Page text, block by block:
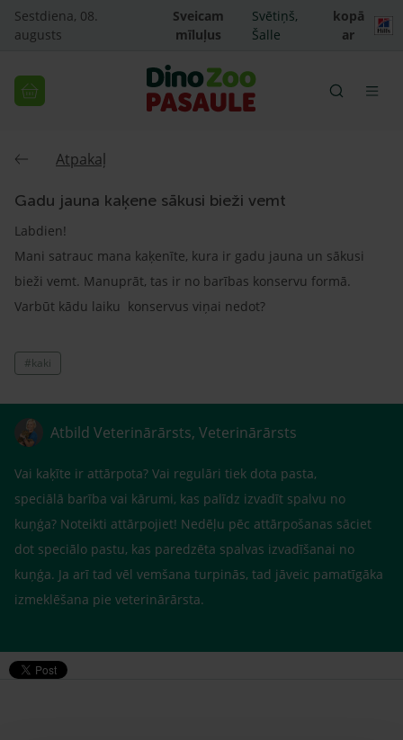
Sestdiena, 08.
augusts
Sveicam
mīluļus
Svētiņš,
Šalle
kopā
ar
Atpakaļ
Gadu jauna kaķene sākusi bieži vemt
Labdien!
Mani satrauc mana kaķenīte, kura ir gadu jauna un sākusi
bieži vemt. Manuprāt, tas ir no barības konservu formā.
Varbūt kādu laiku konservus viņai nedot?
#kaki
Atbild Veterinārārsts, Veterinārārsts
Vai kaķīte ir attārpota? Vai regulāri tiek dota pasta,
speciālā barība vai kārumi, kas palīdz izvadīt spalvu no
kuņģa? Noteikti attārpojiet! Nedēļu pēc attārpošanas sāciet
dot speciālo pastu, kas paredzēta spalvas izvadīšanai no
kuņģa. Ja arī tad vēl vemšana turpinās, tad jāveic pamatīgāka
izmeklēšana pie veterinārārsta.